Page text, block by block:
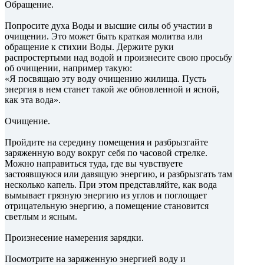
Обращение.
Попросите духа Воды и высшие силы об участии в
очищении. Это может быть краткая молитва или
обращение к стихии Воды. Держите руки
распростертыми над водой и произнесите свою просьбу
об очищении, например такую:
«Я посвящаю эту воду очищению жилища. Пусть
энергия в нем станет такой же обновленной и ясной,
как эта вода».
Очищение.
Пройдите на середину помещения и разбрызгайте
заряженную воду вокруг себя по часовой стрелке.
Можно направиться туда, где вы чувствуете
застоявшуюся или давящую энергию, и разбрызгать там
несколько капель. При этом представляйте, как вода
вымывает грязную энергию из углов и поглощает
отрицательную энергию, а помещение становится
светлым и ясным.
Произнесение намерения зарядки.
Посмотрите на заряженную энергией воду и